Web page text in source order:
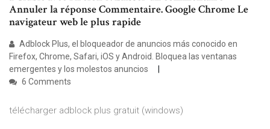
Annuler la réponse Commentaire. Google Chrome Le
navigateur web le plus rapide
Adblock Plus, el bloqueador de anuncios más conocido en
Firefox, Chrome, Safari, iOS y Android. Bloquea las ventanas
emergentes y los molestos anuncios
6 Comments
télécharger adblock plus gratuit (windows)